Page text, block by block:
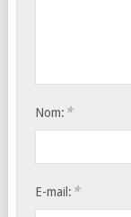
Nom: *
E-mail: *